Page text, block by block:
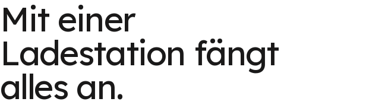
Mit einer
Ladestation fängt
alles an.